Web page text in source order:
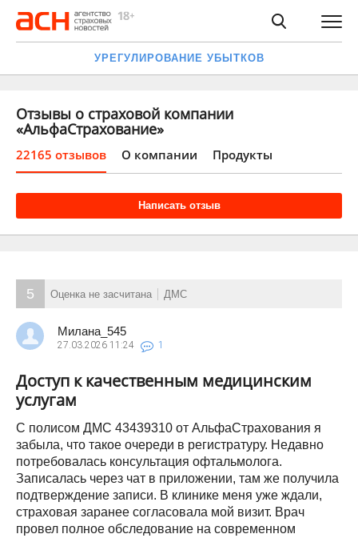
УРЕГУЛИРОВАНИЕ УБЫТКОВ
Отзывы о страховой компании
«АльфаСтрахование»
22165 отзывов О компании Продукты
Написать отзыв
5 Оценка не засчитана ДМС
Милана_545
27.03.2026 11:24 1
Доступ к качественным медицинским
услугам
С полисом ДМС 43439310 от АльфаСтрахования я
забыла, что такое очереди в регистратуру. Недавно
потребовалась консультация офтальмолога.
Записалась через чат в приложении, там же получила
подтверждение записи. В клинике меня уже ждали,
страховая заранее согласовала мой визит. Врач
провел полное обследование на современном